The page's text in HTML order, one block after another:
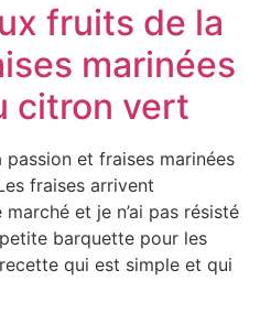
fruits de la
marinées
citron vert
et fraises marinées
fraises arrivent
et je n’ai pas résisté
barquette pour les
qui est simple et qui